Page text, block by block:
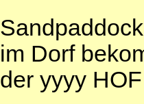
im Dorf
der yyyy